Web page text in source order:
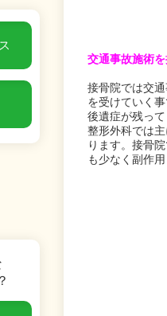
交通事故施術
接骨院では交
を受けていく
後遺症が残っ
整形外科では
ります。接骨
も少なく副作